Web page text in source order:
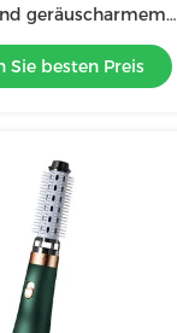
geräuscharmem
Styling
Sie besten Preis